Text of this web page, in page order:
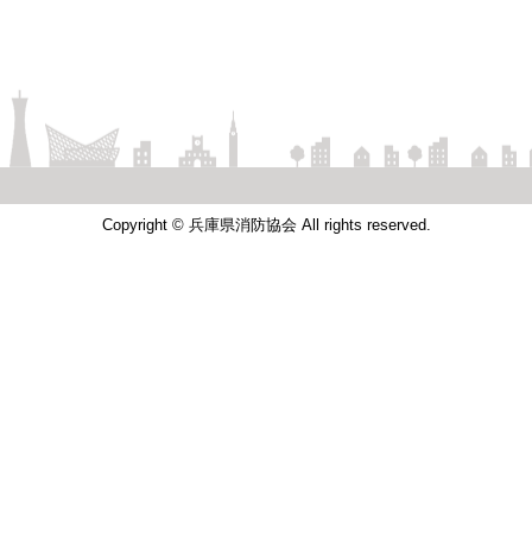
Copyright © 兵庫県消防協会 All rights reserved.